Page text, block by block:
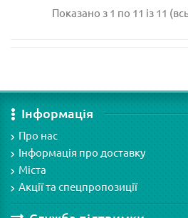
Показано з 1 по 11 із 11
Інформація
Про нас
Інформація про доставку
Міста
Акції та спецпропозиції